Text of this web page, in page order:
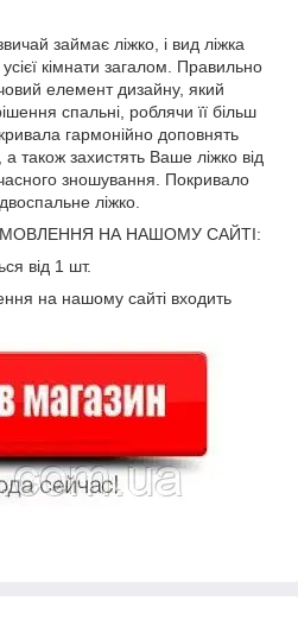
займає ліжко, і вид ліжка
кімнати загалом. Правильно
елемент дизайну, який
спальні, роблячи її більш
гармонійно доповнять
також захистять Ваше ліжко від
зношування. Покривало
ліжко.
НА НАШОМУ САЙТІ:
від 1 шт.
на нашому сайті входить